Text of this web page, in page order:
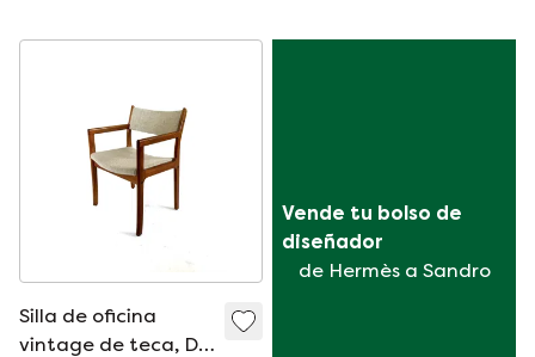
Silla de oficina
vintage de teca, D-
Vende tu bolso de
diseñador
de Hermès a Sandro